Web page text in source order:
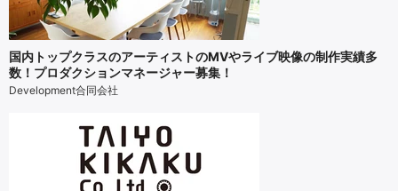
国内トップクラスのアーティストのMVやライブ映像の制作実績多
数！プロダクションマネージャー募集！
Development合同会社